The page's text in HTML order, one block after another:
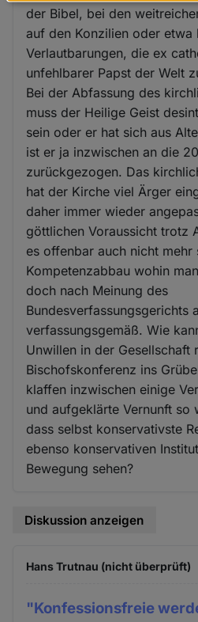
der Bibel, bei den
auf den Konzilien oder etwa
Verlautbarungen, die ex
unfehlbarer Papst der Welt
Bei der Abfassung des
muss der Heilige Geist
sein oder er hat sich aus
ist er ja inzwischen an die
zurückgezogen. Das
hat der Kirche viel Ärger
daher immer wieder
göttlichen Voraussicht trotz
es offenbar auch nicht mehr
Kompetenzabbau wohin
doch nach Meinung des
Bundesverfassungsgerichts
verfassungsgemäß. Wie
Unwillen in der Gesellschaft
Bischofskonferenz ins
klaffen inzwischen einige
und aufgeklärte Vernunft so
dass selbst konservativste
ebenso konservativen
Bewegung sehen?
Diskussion anzeigen
Hans Trutnau (nicht überprüft)
"Konfessionsfreie
und
Cookies